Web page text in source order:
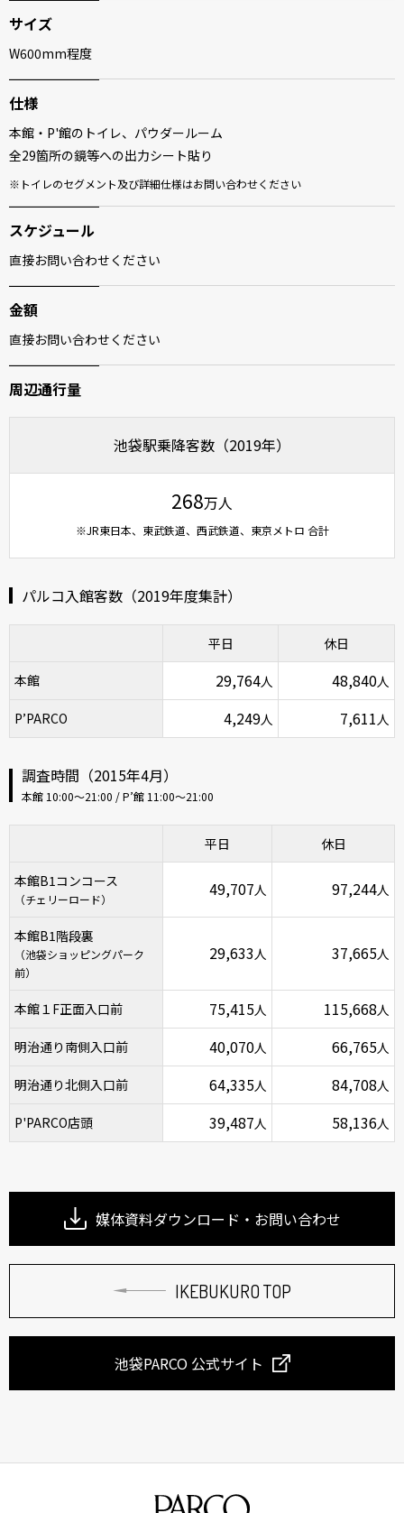
サイズ
W600mm程度
仕様
本館・P'館のトイレ、パウダールーム
全29箇所の鏡等への出力シート貼り
トイレのセグメント及び詳細仕様はお問い合わせください
スケジュール
直接お問い合わせください
金額
直接お問い合わせください
周辺通行量
池袋駅乗降客数（2019年）
268万人
※JR東日本、東武鉄道、西武鉄道、東京メトロ 合計
パルコ入館客数（2019年度集計）
平日 休日
本館 29,764人 48,840人
P’PARCO 4,249人 7,611 人
調査時間（2015年4月）
本館 10:00〜21:00 / P’館 11:00〜21:00
平日 休日
本館B1コンコース
（チェリーロード） 49,707人 97,244人
本館B1階段裏
（池袋ショッピングパーク
前）
29,633人 37,665人
本館１F正面入口前 75,415人 115,668人
明治通り南側入口前 40,070人 66,765人
明治通り北側入口前 64,335人 84,708人
P'PARCO店頭 39,487人 58,136人
媒体資料ダウンロード・お問い合わせ
IKEBUKURO TOP
池袋PARCO 公式サイト